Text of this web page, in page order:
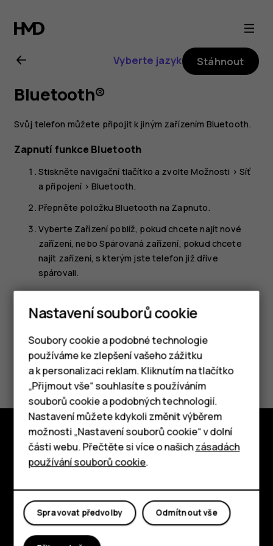
Uživatelská
příručka
k telefonu
Nokia
8110
4G
Chytré telefony
Tlačítkové telefony
Tablety
Vyberte jazyk Stáhnout
Bluetooth®
Svůj telefon můžete připojit k jiným zařízením Bluetooth.
Zapnutí funkce Bluetooth
Stiskněte navigační tlačítko a zvolteMožnosti > Síť
a připojení > Bluetooth.
Přepněte položkuBluetooth na Zapnuto.
Vyberte Zařízení poblíž, pokud chcete najít nové
zařízení, neboSpárovaná zařízení, pokud chcete
najít zařízení, s kterým jste telefon již dříve
spárovali.
Pomohlo vám to?
Ano Ne
Prozkoumat
Planet and people
Podpora
Nastavení souborů cookie
Soubory cookie a podobné technologie
používáme ke zlepšení vašeho zážitku
a k personalizaci reklam. Kliknutím na tlačítko
„Přijmout vše“ souhlasíte s používáním
souborů cookie a podobných technologií.
Nastavení můžete kdykoli změnit výběrem
možnosti „Nastavení souborů cookie“ v dolní
části webu. Přečtěte si více o našichzásadách
používání souborů cookie.
Odmítnout vše
Spravovat předvolby